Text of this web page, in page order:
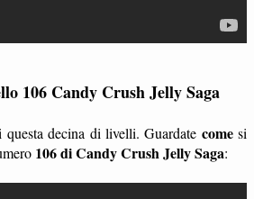
106 Candy Crush Jelly Saga
decina di livelli. Guardate comesi
106 di Candy Crush Jelly Saga: